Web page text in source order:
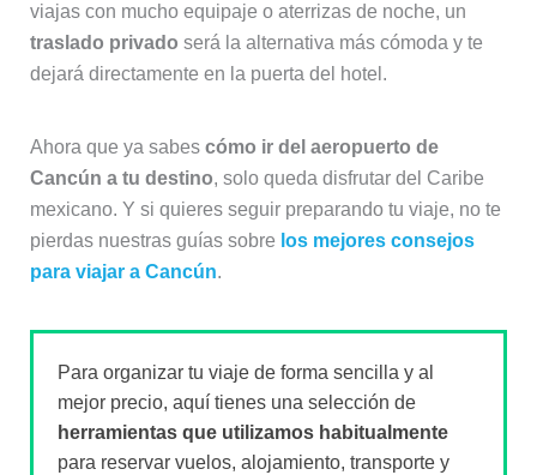
viajas con mucho equipaje o aterrizas de noche, un
traslado privado será la alternativa más cómoda y te
dejará directamente en la puerta del hotel.
Ahora que ya sabes cómo ir del aeropuerto de
Cancún a tu destino, solo queda disfrutar del Caribe
mexicano. Y si quieres seguir preparando tu viaje, no te
pierdas nuestras guías sobre los mejores consejos
para viajar a Cancún.
Para organizar tu viaje de forma sencilla y al
mejor precio, aquí tienes una selección de
herramientas que utilizamos habitualmente
para reservar vuelos, alojamiento, transporte y